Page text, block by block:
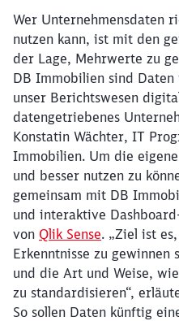
Wer Unternehmensdaten
nutzen kann, ist mit den
der Lage, Mehrwerte zu
DB Immobilien sind Daten
unser Berichtswesen
datengetriebenes
Konstatin Wächter, IT
Immobilien. Um die
und besser nutzen zu
gemeinsam mit DB
und interaktive
von Qlik Sense. „Ziel ist
Erkenntnisse zu gewinnen
und die Art und Weise,
zu standardisieren“,
So sollen Daten künftig